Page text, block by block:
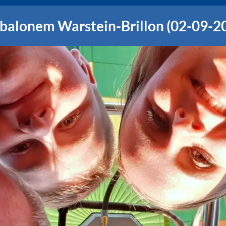
Warstein-Brillon (02-09-